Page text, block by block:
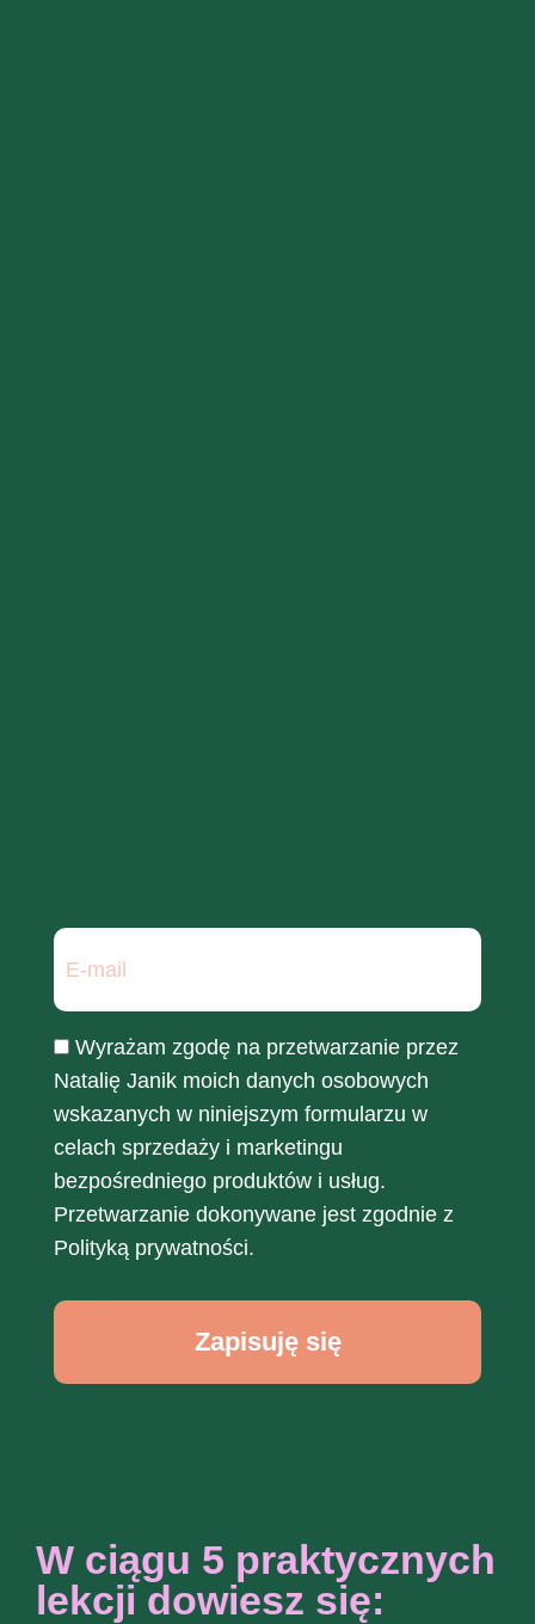
Wyrażam zgodę na przetwarzanie przez
Natalię Janik moich danych osobowych
wskazanych w niniejszym formularzu w
celach sprzedaży i marketingu
bezpośredniego produktów i usług.
Przetwarzanie dokonywane jest zgodnie z
Polityką prywatności.
Zapisuję się
W ciągu 5 praktycznych
lekcji dowiesz się: